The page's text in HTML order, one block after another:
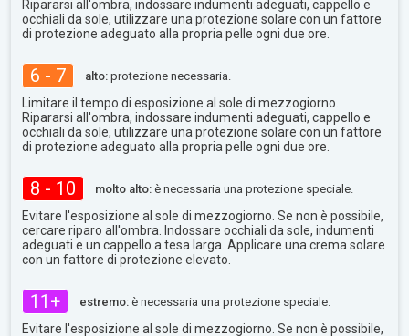
Ripararsi all'ombra, indossare indumenti adeguati, cappello e
occhiali da sole, utilizzare una protezione solare con un fattore
di protezione adeguato alla propria pelle ogni due ore.
6 - 7 alto: protezione necessaria.
Limitare il tempo di esposizione al sole di mezzogiorno.
Ripararsi all'ombra, indossare indumenti adeguati, cappello e
occhiali da sole, utilizzare una protezione solare con un fattore
di protezione adeguato alla propria pelle ogni due ore.
8 - 10 molto alto: è necessaria una protezione speciale.
Evitare l'esposizione al sole di mezzogiorno. Se non è possibile,
cercare riparo all'ombra. Indossare occhiali da sole, indumenti
adeguati e un cappello a tesa larga. Applicare una crema solare
con un fattore di protezione elevato.
11+ estremo: è necessaria una protezione speciale.
Evitare l'esposizione al sole di mezzogiorno. Se non è possibile,